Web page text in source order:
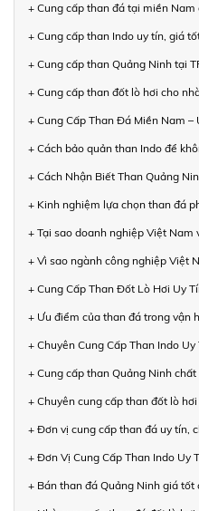
+ Cung cấp than đá tại miền
+ Cung cấp than Indo uy tín, giá
+ Cung cấp than Quảng Ninh tại
+ Cung cấp than đốt lò hơi cho
+ Cung Cấp Than Đá Miền Nam –
+ Cách bảo quản than Indo để
+ Cách Nhận Biết Than Quảng
+ Kinh nghiệm lựa chọn than đá
+ Tại sao doanh nghiệp Việt Nam
+ Vì sao ngành công nghiệp Việt
+ Cung Cấp Than Đốt Lò Hơi Uy
+ Ưu điểm của than đá trong vận
+ Chuyên Cung Cấp Than Indo
+ Cung cấp than Quảng Ninh
+ Chuyên cung cấp than đốt lò
+ Đơn vị cung cấp than đá uy tín,
+ Đơn Vị Cung Cấp Than Indo Uy
+ Bán than đá Quảng Ninh giá